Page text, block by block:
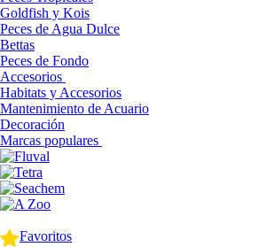
Goldfish y Kois
Peces de Agua Dulce
Bettas
Peces de Fondo
Accesorios
Habitats y Accesorios
Mantenimiento de Acuario
Decoración
Marcas populares
Favoritos